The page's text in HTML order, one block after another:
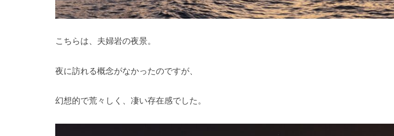
こちらは、夫婦岩の夜景。
夜に訪れる概念がなかったのですが、
幻想的で荒々しく、凄い存在感でした。